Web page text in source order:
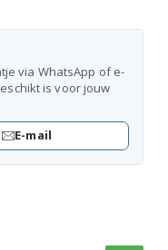
via WhatsApp of e-
is voor jouw
E-mail